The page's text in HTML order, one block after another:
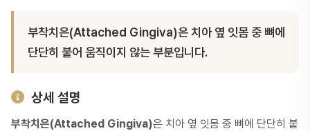
부착치은(Attached Gingiva)은 치아 옆 잇몸 중 뼈에
단단히 붙어 움직이지 않는 부분입니다.
상세 설명
부착치은(Attached Gingiva)은 치아 옆 잇몸 중 뼈에 단단히 붙